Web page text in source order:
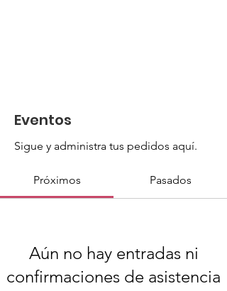
Eventos
Sigue y administra tus pedidos aquí.
Próximos Pasados
Aún no hay entradas ni
confirmaciones de asistencia